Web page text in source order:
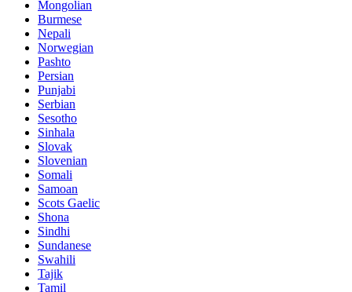
Mongolian
Burmese
Nepali
Norwegian
Pashto
Persian
Punjabi
Serbian
Sesotho
Sinhala
Slovak
Slovenian
Somali
Samoan
Scots Gaelic
Shona
Sindhi
Sundanese
Swahili
Tajik
Tamil